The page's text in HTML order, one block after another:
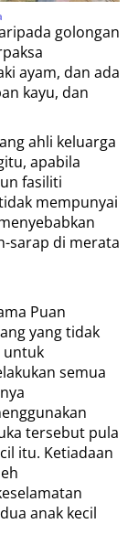
golongan
ayam, dan ada
kayu, dan
ahli keluarga
apabila
fasiliti
mempunyai
sarap di merata
Puan
yang tidak
untuk
semua
tersebut pula
itu. Ketiadaan
anak kecil